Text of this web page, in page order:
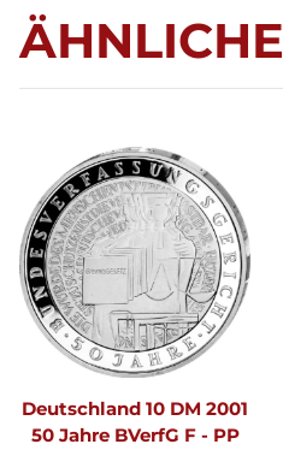
ÄHNLICHE
Deutschland 10 DM 2001
50 Jahre BVerfG F - PP